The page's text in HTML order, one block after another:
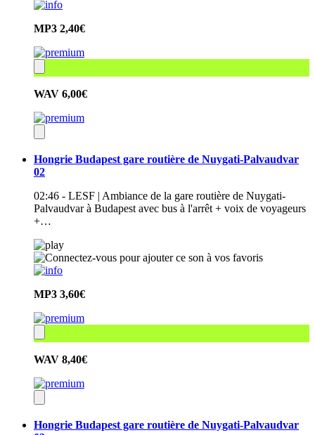
MP3 2,40€
WAV 6,00€
Hongrie Budapest gare routière de Nuygati-Palvaudvar
02
02:46 - LESF | Ambiance de la gare routière de Nuygati-
Palvaudvar à Budapest avec bus à l'arrêt + voix de voyageurs
+…
MP3 3,60€
WAV 8,40€
Hongrie Budapest gare routière de Nuygati-Palvaudvar